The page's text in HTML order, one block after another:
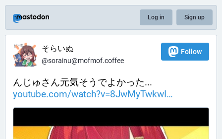
Log in Sign up
そらいぬ
@sorainu@mofmof.coffee
Follow
んじゅさん元気そうでよかった...
youtube.com/watch?v=8JwMyTwkwI